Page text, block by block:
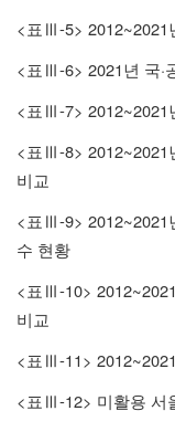
< 표 Ⅲ-5> 2012~2021
< 표 Ⅲ-6> 2021 년 국·
< 표 Ⅲ-7> 2012~2021
< 표 Ⅲ-8> 2012~2021
비교
< 표 Ⅲ-9> 2012~2021
수 현황
< 표 Ⅲ-10> 2012~2021
비교
< 표 Ⅲ-11> 2012~2021
< 표 Ⅲ-12> 미활용 서